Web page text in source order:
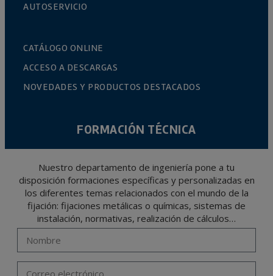
AUTOSERVICIO
CATÁLOGO ONLINE
ACCESO A DESCARGAS
NOVEDADES Y PRODUCTOS DESTACADOS
FORMACIÓN TÉCNICA
Nuestro departamento de ingeniería pone a tu
disposición formaciones específicas y personalizadas en
los diferentes temas relacionados con el mundo de la
fijación: fijaciones metálicas o químicas, sistemas de
instalación, normativas, realización de cálculos…